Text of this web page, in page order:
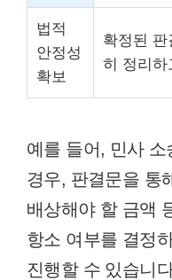
법적
안정성
확보
확정된
히 정리하
예를 들어, 민사
경우, 판결문을 통
배상해야 할 금액
항소 여부를 결정
진행할 수 있습니